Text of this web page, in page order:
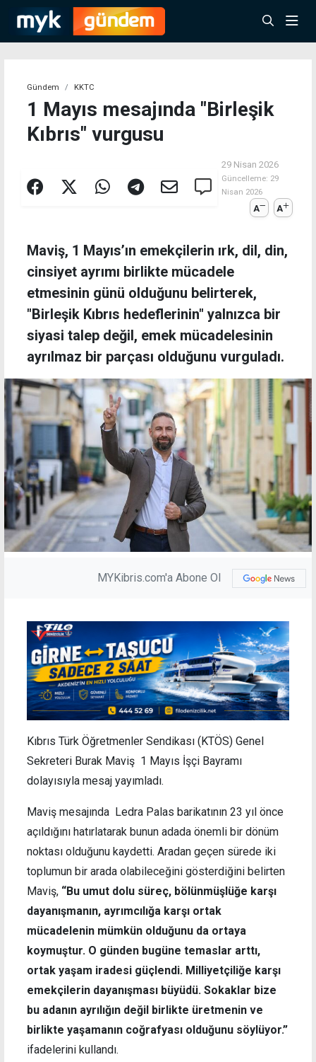
Gündem KKTC
1 Mayıs mesajında "Birleşik
Kıbrıs" vurgusu
29 Nisan 2026
Güncelleme: 29
Nisan 2026
A A
Maviş, 1 Mayıs’ın emekçilerin ırk, dil, din,
cinsiyet ayrımı birlikte mücadele
etmesinin günü olduğunu belirterek,
"Birleşik Kıbrıs hedeflerinin" yalnızca bir
siyasi talep değil, emek mücadelesinin
ayrılmaz bir parçası olduğunu vurguladı.
MYKibris.com'a Abone Ol
Kıbrıs Türk Öğretmenler Sendikası (KTÖS) Genel
Sekreteri Burak Maviş 1 Mayıs İşçi Bayramı
dolayısıyla mesaj yayımladı.
Maviş mesajında Ledra Palas barikatının 23 yıl önce
açıldığını hatırlatarak bunun adada önemli bir dönüm
noktası olduğunu kaydetti. Aradan geçen sürede iki
toplumun bir arada olabileceğini gösterdiğini belirten
Maviş, “Bu umut dolu süreç, bölünmüşlüğe karşı
dayanışmanın, ayrımcılığa karşı ortak
mücadelenin mümkün olduğunu da ortaya
koymuştur. O günden bugüne temaslar arttı,
ortak yaşam iradesi güçlendi. Milliyetçiliğe karşı
emekçilerin dayanışması büyüdü. Sokaklar bize
bu adanın ayrılığın değil birlikte üretmenin ve
birlikte yaşamanın coğrafyası olduğunu söylüyor.”
ifadelerini kullandı.